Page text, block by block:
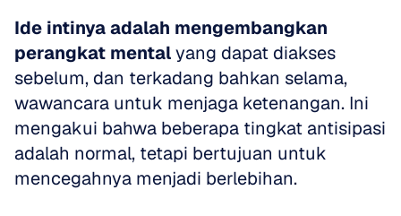
Ide intinya adalah mengembangkan
perangkat mental yang dapat diakses
sebelum, dan terkadang bahkan selama,
wawancara untuk menjaga ketenangan. Ini
mengakui bahwa beberapa tingkat antisipasi
adalah normal, tetapi bertujuan untuk
mencegahnya menjadi berlebihan.